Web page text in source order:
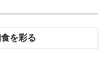
を彩る